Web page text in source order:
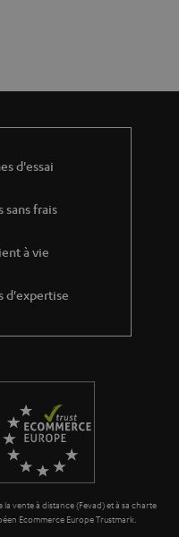
d'essai
sans frais
à vie
d'expertise
vente à distance (Fevad) et à sa charte
Ecommerce Europe Trustmark.